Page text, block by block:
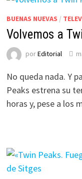
BUENAS NUEVAS /
Volvemos a
porEditorial
No queda nada. Y
Peaks estrena su
horas y, pese a